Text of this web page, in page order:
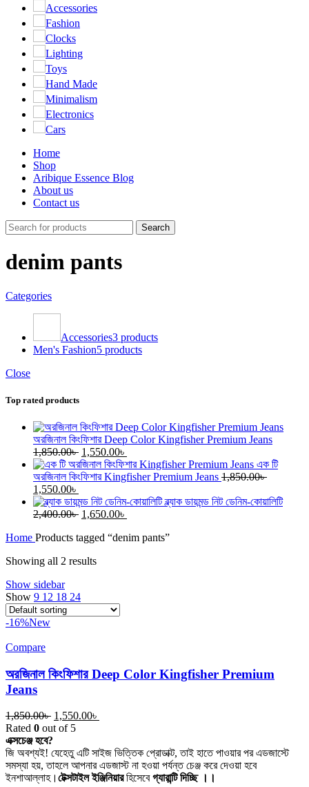
Accessories
Fashion
Clocks
Lighting
Toys
Hand Made
Minimalism
Electronics
Cars
Home
Shop
Aribique Essence Blog
About us
Contact us
Search
denim pants
Categories
Accessories3 products
Men's Fashion5 products
Close
Top rated products
অরজিনাল কিংফিশার Deep Color Kingfisher Premium Jeans
1,850.00৳ Original
price
was:
1,550.00৳
price
is:
এক টি
অরজিনাল কিংফিশার Kingfisher Premium Jeans 1,850.00৳
Original
price
was:
1,550.00৳
price
is:
ব্ল্যাক ডায়মন্ড নিট ডেনিম-কোয়ালিটি
2,400.00৳ Original
was:
1,650.00৳
is:
Home Products tagged “denim pants”
Showing all 2 results
Show sidebar
Show 9 12 18 24
-16%New
Compare
অরজিনাল কিংফিশার Deep Color Kingfisher Premium
Jeans
1,850.00৳ Original
price
1,850.00৳ .
1,550.00৳
1,550.00৳ .
Rated 0 out of 5
এক্সচেঞ্জ হবে?
জি অবশ্যই! যেহেতু এটি সাইজ ভিত্তিক প্রোডাক্ট, তাই হাতে পাওয়ার পর এডজাস্টে
সমস্যা হয়, তাহলে আপনার এডজাস্ট না হওয়া পর্যন্ত চেঞ্জ করে দেওয়া হবে
ইনশাআল্লাহ। টেক্সটাইল ইঞ্জিনিয়ারহিসেবেগ্যারান্টি দিচ্ছি ।।